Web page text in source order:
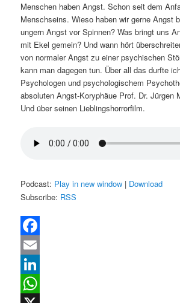
Menschen haben Angst. Schon seit dem
Menschseins. Wieso haben wir gerne Angst
ungern Angst vor Spinnen? Was bringt uns
mit Ekel gemein? Und wann hört
von normaler Angst zu einer psychischen
kann man dagegen tun. Über all das durfte
Psychologen und psychologischem
absoluten Angst-Koryphäue Prof. Dr. Jürgen
Und über seinen Lieblingshorrorfilm.
Podcast: Play in new window | Download
Subscribe: RSS
Facebook
Email
LinkedIn